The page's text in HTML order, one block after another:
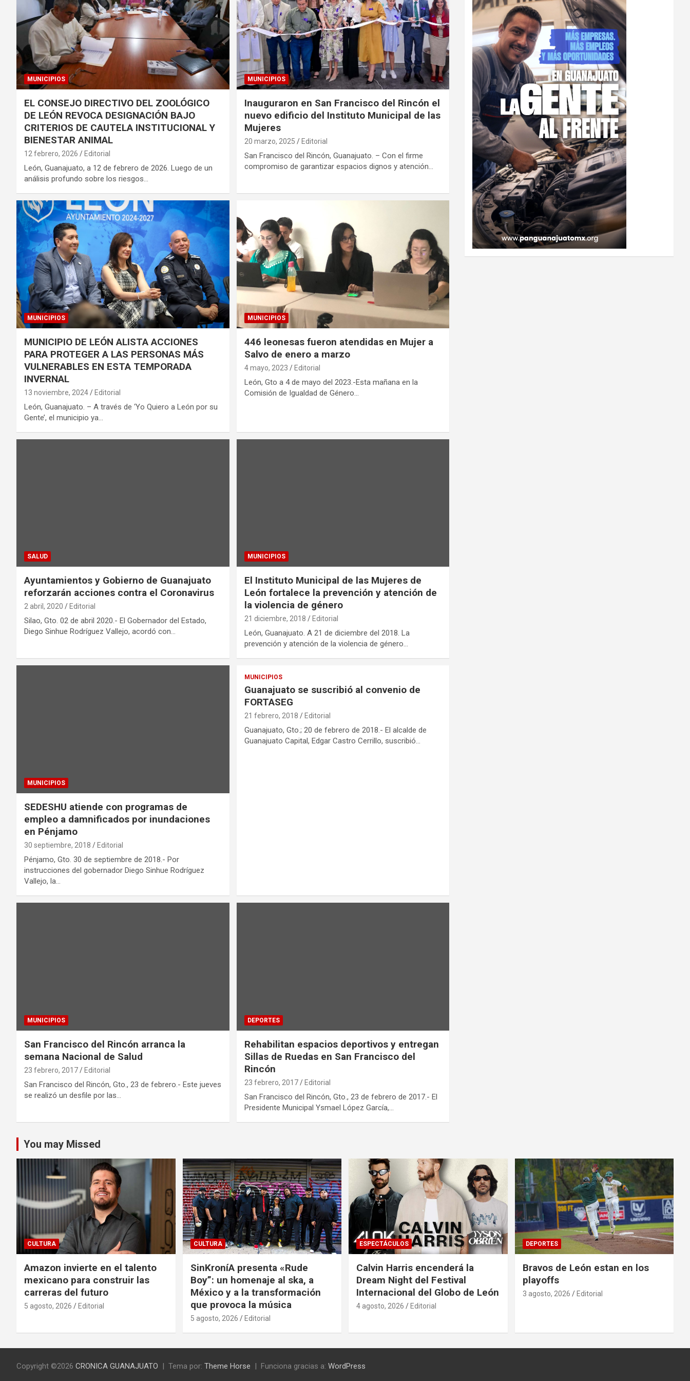
MUNICIPIOS
EL CONSEJO DIRECTIVO DEL ZOOLÓGICO
DE LEÓN REVOCA DESIGNACIÓN BAJO
CRITERIOS DE CAUTELA INSTITUCIONAL Y
BIENESTAR ANIMAL
12 febrero, 2026 Editorial
León, Guanajuato, a 12 de febrero de 2026. Luego de un
análisis profundo sobre los riesgos…
MUNICIPIOS
Inauguraron en San Francisco del Rincón el
nuevo edificio del Instituto Municipal de las
Mujeres
20 marzo, 2025 Editorial
San Francisco del Rincón, Guanajuato. – Con el firme
compromiso de garantizar espacios dignos y atención…
MUNICIPIOS
MUNICIPIO DE LEÓN ALISTA ACCIONES
PARA PROTEGER A LAS PERSONAS MÁS
VULNERABLES EN ESTA TEMPORADA
INVERNAL
13 noviembre, 2024 Editorial
León, Guanajuato. – A través de ‘Yo Quiero a León por su
Gente’, el municipio ya…
MUNICIPIOS
446 leonesas fueron atendidas en Mujer a
Salvo de enero a marzo
4 mayo, 2023 Editorial
León, Gto a 4 de mayo del 2023.-Esta mañana en la
Comisión de Igualdad de Género…
SALUD
Ayuntamientos y Gobierno de Guanajuato
reforzarán acciones contra el Coronavirus
2 abril, 2020 Editorial
Silao, Gto. 02 de abril 2020.- El Gobernador del Estado,
Diego Sinhue Rodríguez Vallejo, acordó con…
MUNICIPIOS
El Instituto Municipal de las Mujeres de
León fortalece la prevención y atención de
la violencia de género
21 diciembre, 2018 Editorial
León, Guanajuato. A 21 de diciembre del 2018. La
prevención y atención de la violencia de género…
MUNICIPIOS
SEDESHU atiende con programas de
empleo a damnificados por inundaciones
en Pénjamo
30 septiembre, 2018 Editorial
Pénjamo, Gto. 30 de septiembre de 2018.- Por
instrucciones del gobernador Diego Sinhue Rodríguez
Vallejo, la…
MUNICIPIOS
Guanajuato se suscribió al convenio de
FORTASEG
21 febrero, 2018 Editorial
Guanajuato, Gto.; 20 de febrero de 2018.- El alcalde de
Guanajuato Capital, Edgar Castro Cerrillo, suscribió…
MUNICIPIOS
San Francisco del Rincón arranca la
semana Nacional de Salud
23 febrero, 2017 Editorial
San Francisco del Rincón, Gto., 23 de febrero.- Este jueves
se realizó un desfile por las…
DEPORTES
Rehabilitan espacios deportivos y entregan
Sillas de Ruedas en San Francisco del
Rincón
23 febrero, 2017 Editorial
San Francisco del Rincón, Gto., 23 de febrero de 2017.- El
Presidente Municipal Ysmael López García,…
You may Missed
CULTURA
Amazon invierte en el talento
mexicano para construir las
carreras del futuro
5 agosto, 2026 Editorial
CULTURA
SinKroníA presenta «Rude
Boy”: un homenaje al ska, a
México y a la transformación
que provoca la música
5 agosto, 2026 Editorial
ESPECTÁCULOS
Calvin Harris encenderá la
Dream Night del Festival
Internacional del Globo de León
4 agosto, 2026 Editorial
DEPORTES
Bravos de León estan en los
playoffs
3 agosto, 2026 Editorial
Copyright ©2026 CRONICA GUANAJUATO Tema por: Theme Horse Funciona gracias a: WordPress